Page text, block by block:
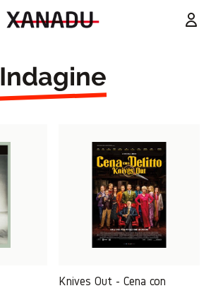
Indagine
Knives Out - Cena con